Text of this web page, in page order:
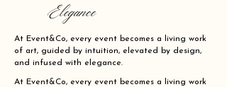
Elegance
At Event&Co, every event becomes a living work
of art, guided by intuition, elevated by design,
and infused with elegance.
At Event&Co, every event becomes a living work